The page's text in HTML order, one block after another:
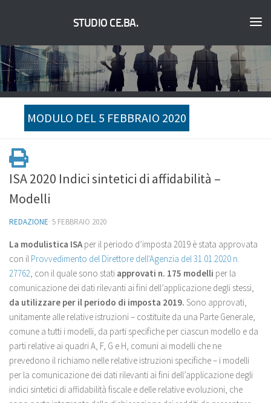
STUDIO CE.BA.
MODULO DEL 5 FEBBRAIO 2020
ISA 2020 Indici sintetici di affidabilità –
Modelli
REDAZIONE· 5 FEBBRAIO 2020
La modulistica ISAper il periodo d’imposta 2019 è stata approvata
con il Provvedimento del Direttore dell'Agenzia del 31.01.2020 n.
27762, con il quale sono stati approvati n. 175 modelli per la
comunicazione dei dati rilevanti ai fini dell’applicazione degli stessi,
da utilizzare per il periodo di imposta 2019. Sono approvati,
unitamente alle relative istruzioni – costituite da una Parte Generale,
comune a tutti i modelli, da parti specifiche per ciascun modello e da
parti relative ai quadri A, F, G e H, comuni ai modelli che ne
prevedono il richiamo nelle relative istruzioni specifiche – i modelli
per la comunicazione dei dati rilevanti ai fini dell’applicazione degli
indici sintetici di affidabilità fiscale e delle relative evoluzioni, che